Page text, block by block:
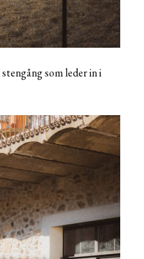
som leder in i